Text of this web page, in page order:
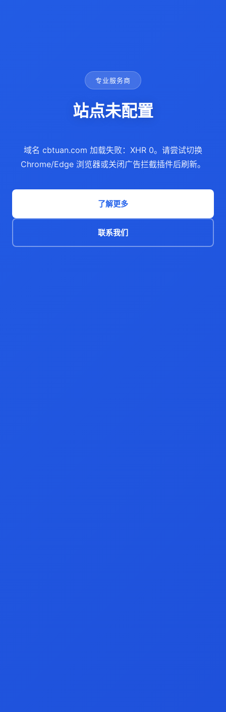
专业服务商
站点未配置
域名 cbtuan.com 加载失败：XHR 0。请尝试切换
Chrome/Edge 浏览器或关闭广告拦截插件后刷新。
了解更多
联系我们